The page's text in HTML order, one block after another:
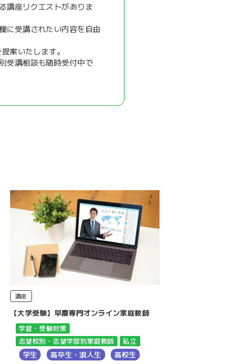
講座リクエストがありま
に受講されたい内容を自由
案いたします。
受講相談も随時受付中で
講座
【大学受験】早慶専門オンライン家庭教師
学習・受験対策
志望校別・志望学部別家庭教師
私立
学生 高卒生・浪人生 高校生